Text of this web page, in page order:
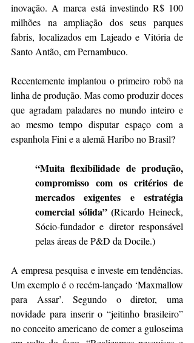
inovação. A marca está investindo R$ 100
milhões na ampliação dos seus parques
fabris, localizados em Lajeado e Vitória de
Santo Antão, em Pernambuco.
Recentemente implantou o primeiro robô na
linha de produção. Mas como produzir doces
que agradam paladares no mundo inteiro e
ao mesmo tempo disputar espaço com a
espanhola Fini e a alemã Haribo no Brasil?
“Muita flexibilidade de produção,
compromisso com os critérios de
mercados exigentes e estratégia
comercial sólida” (Ricardo Heineck,
Sócio-fundador e diretor responsável
pelas áreas de P&D da Docile.)
A empresa pesquisa e investe em tendências.
Um exemplo é o recém-lançado ‘Maxmallow
para Assar’. Segundo o diretor, uma
novidade para inserir o “jeitinho brasileiro”
no conceito americano de comer a guloseima